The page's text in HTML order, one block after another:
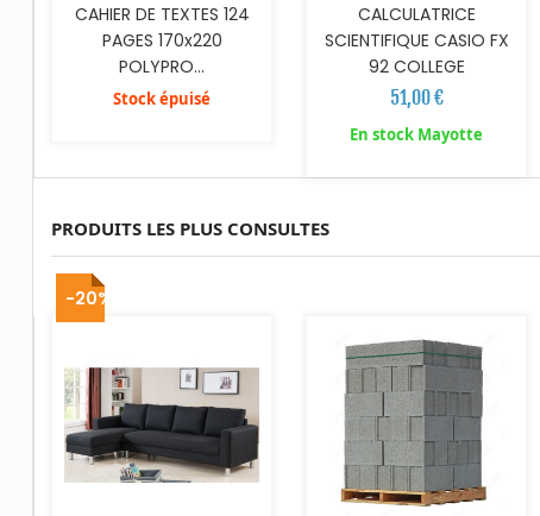
CAHIER DE TEXTES 124
PAGES 170x220
POLYPRO...
Stock épuisé
CALCULATRICE
SCIENTIFIQUE CASIO FX
92 COLLEGE
51,00 €
En stock Mayotte
PRODUITS LES PLUS CONSULTES
-20%